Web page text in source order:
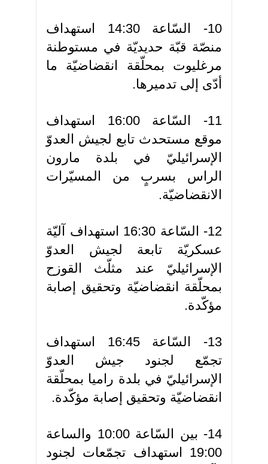
10- السّاعة 14:30 استهداف
منصّة قبّة حديديّة في مستوطنة
مرغليوت بمحلّقة انقضاضيّة ما
أدّى إلى تدميرها.
11- السّاعة 16:00 استهداف
موقع مستحدث تابع لجيش العدوّ
الإسرائيليّ في بلدة مارون
الراس بسربٍ من المسيّرات
الانقضاضيّة.
12- السّاعة 16:30 استهداف آليّة
عسكريّة تابعة لجيش العدوّ
الإسرائيليّ عند مثلّث القوزح
بمحلّقة انقضاضيّة وتحقيق إصابة
مؤكّدة.
13- السّاعة 16:45 استهداف
تجمّع لجنود جيش العدوّ
الإسرائيليّ في بلدة راميا بمحلّقة
انقضاضيّة وتحقيق إصابة مؤكّدة.
14- بين السّاعة 10:00 والساعة
19:00 استهداف تجمّعات لجنود